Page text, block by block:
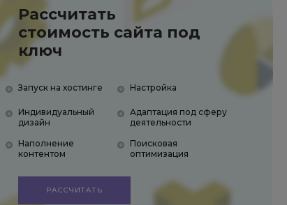
Рассчитать
стоимость сайта под
ключ
Запуск на хостинге
Индивидуальный
дизайн
Наполнение
контентом
Настройка
Адаптация под сферу
деятельности
Поисковая
оптимизация
РАССЧИТАТЬ